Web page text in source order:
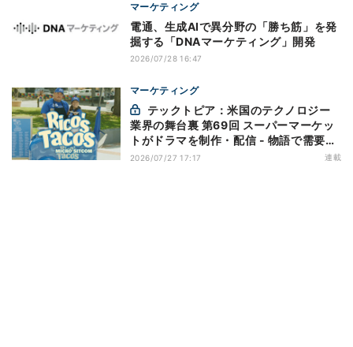
マーケティング
電通、生成AIで異分野の「勝ち筋」を発
掘する「DNAマーケティング」開発
2026/07/28 16:47
マーケティング
業界の舞台裏 第69回 スーパーマーケッ
トがドラマを制作・配信 - 物語で需要を
演出する小売メディア
2026/07/27 17:17 連載